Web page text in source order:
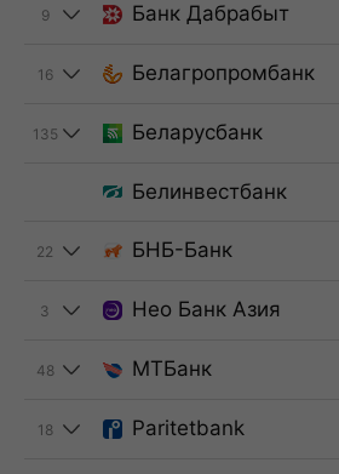
9 Банк Дабрабыт
16 Белагропромбанк
135 Беларусбанк
Белинвестбанк
22 БНБ-Банк
3 Нео Банк Азия
48 МТБанк
18 Paritetbank